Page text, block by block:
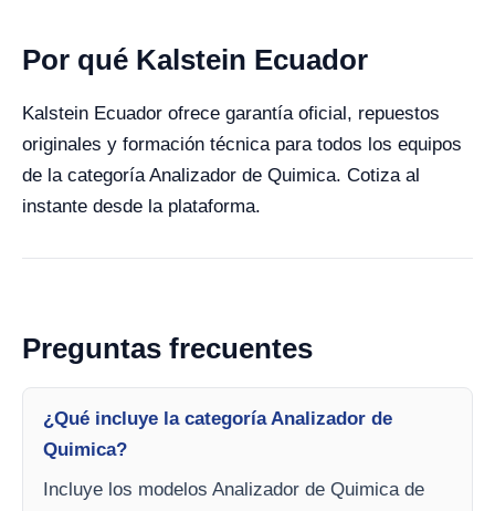
Por qué Kalstein Ecuador
Kalstein Ecuador ofrece garantía oficial, repuestos
originales y formación técnica para todos los equipos
de la categoría Analizador de Quimica. Cotiza al
instante desde la plataforma.
Preguntas frecuentes
¿Qué incluye la categoría Analizador de
Quimica?
Incluye los modelos Analizador de Quimica de